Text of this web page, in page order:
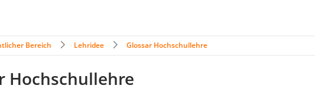
Bereich Lehridee Glossar Hochschullehre
Hochschullehre